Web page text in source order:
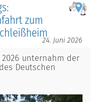
zum
24. Juni 2026
2026 unternahm der
Deutschen